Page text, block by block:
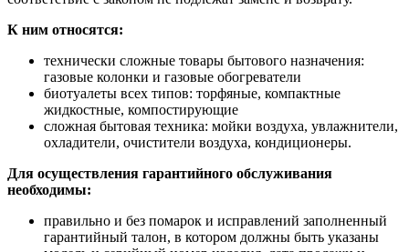
К ним относятся:
технически сложные товары бытового назначения:
газовые колонки и газовые обогреватели
биотуалеты всех типов: торфяные, компактные
жидкостные, компостирующие
сложная бытовая техника: мойки воздуха, увлажнители,
охладители, очистители воздуха, кондиционеры.
Для осуществления гарантийного обслуживания
необходимы:
правильно и без помарок и исправлений заполненный
гарантийный талон, в котором должны быть указаны